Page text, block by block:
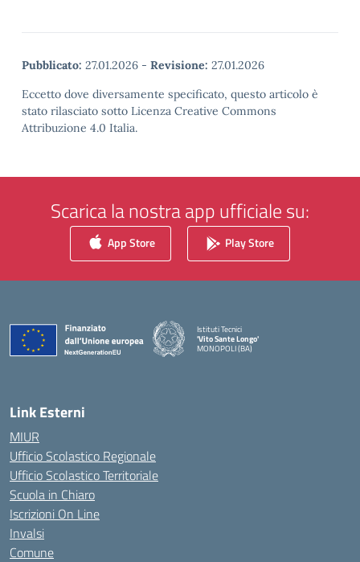
Pubblicato: 27.01.2026 - Revisione: 27.01.2026
Eccetto dove diversamente specificato, questo articolo è
stato rilasciato sotto Licenza Creative Commons
Attribuzione 4.0 Italia.
Scarica la nostra app ufficiale su:
App Store Play Store
Istituti Tecnici
'Vito Sante Longo'
MONOPOLI (BA)
Link Esterni
MIUR
Ufficio Scolastico Regionale
Ufficio Scolastico Territoriale
Scuola in Chiaro
Iscrizioni On Line
Invalsi
Comune